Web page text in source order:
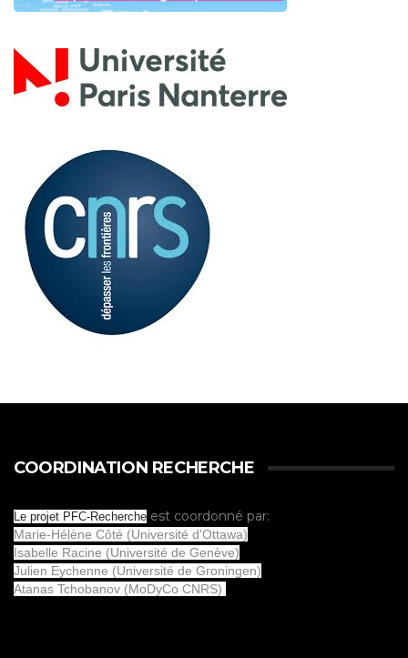
COORDINATION RECHERCHE
Le projet PFC-Recherche est coordonné par:
Marie-Hélène Côté (Université d'Ottawa)
Isabelle Racine (Université de Genève)
Julien Eychenne (Université de Groningen)
Atanas Tchobanov (MoDyCo CNRS)